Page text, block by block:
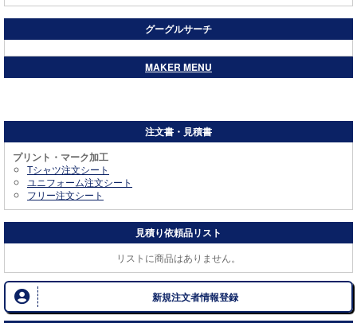
グーグルサーチ
MAKER MENU
注文書・見積書
プリント・マーク加工
Tシャツ注文シート
ユニフォーム注文シート
フリー注文シート
見積り依頼品リスト
リストに商品はありません。
新規注文者情報登録